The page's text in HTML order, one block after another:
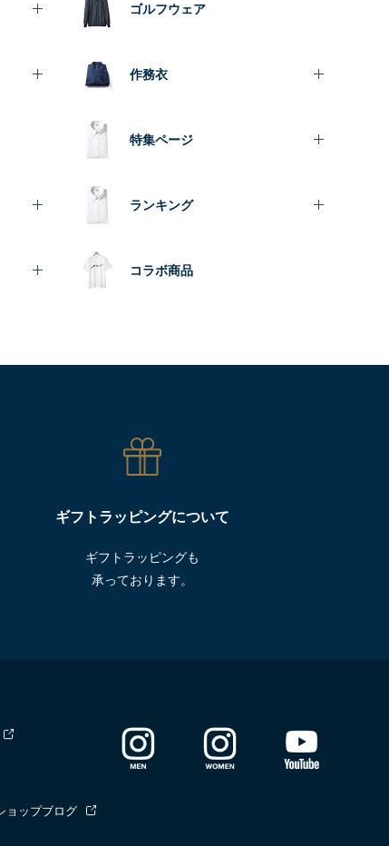
ゴルフウェア
作務衣
特集ページ
ランキング
コラボ商品
ギフトラッピングについて
ギフトラッピングも
承っております。
ョップブログ